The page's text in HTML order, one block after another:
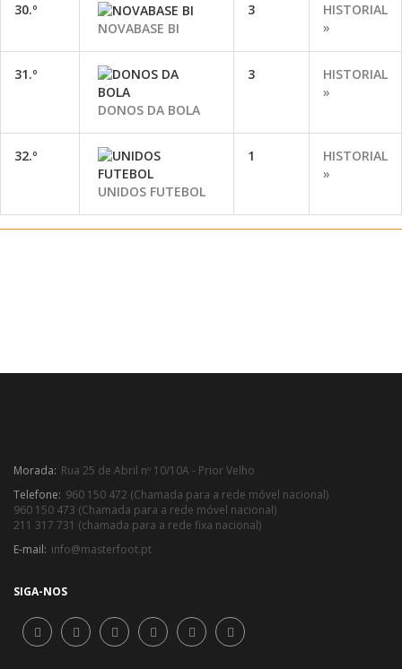
30.º
NOVABASE BI
3
HISTORIAL
»
31.º
DONOS DA BOLA
3
HISTORIAL
»
32.º
UNIDOS FUTEBOL
1
HISTORIAL
»
Morada: Rua 25 de Abril nº 10/10A - Prior Velho
Telefone: 960 150 472 (Chamada para a rede móvel nacional)
960 150 473 (Chamada para a rede móvel nacional)
211 317 731 (chamada para a rede fixa nacional)
E-mail: info@masterfoot.pt
SIGA-NOS